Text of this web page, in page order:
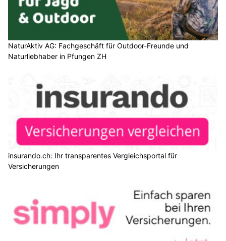
NaturAktiv AG: Fachgeschäft für Outdoor-Freunde und
Naturliebhaber in Pfungen ZH
insurando.ch: Ihr transparentes Vergleichsportal für
Versicherungen